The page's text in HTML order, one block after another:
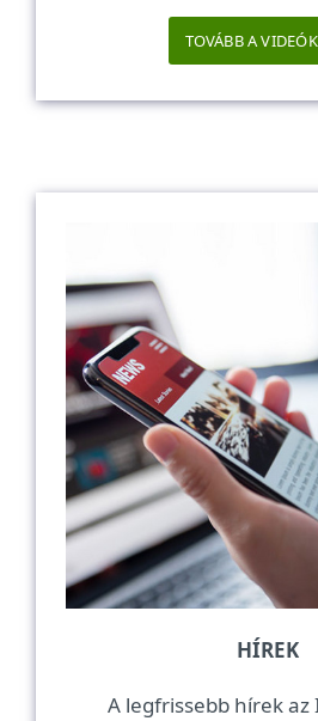
TOVÁBB A
HÍREK
A legfrissebb hírek az